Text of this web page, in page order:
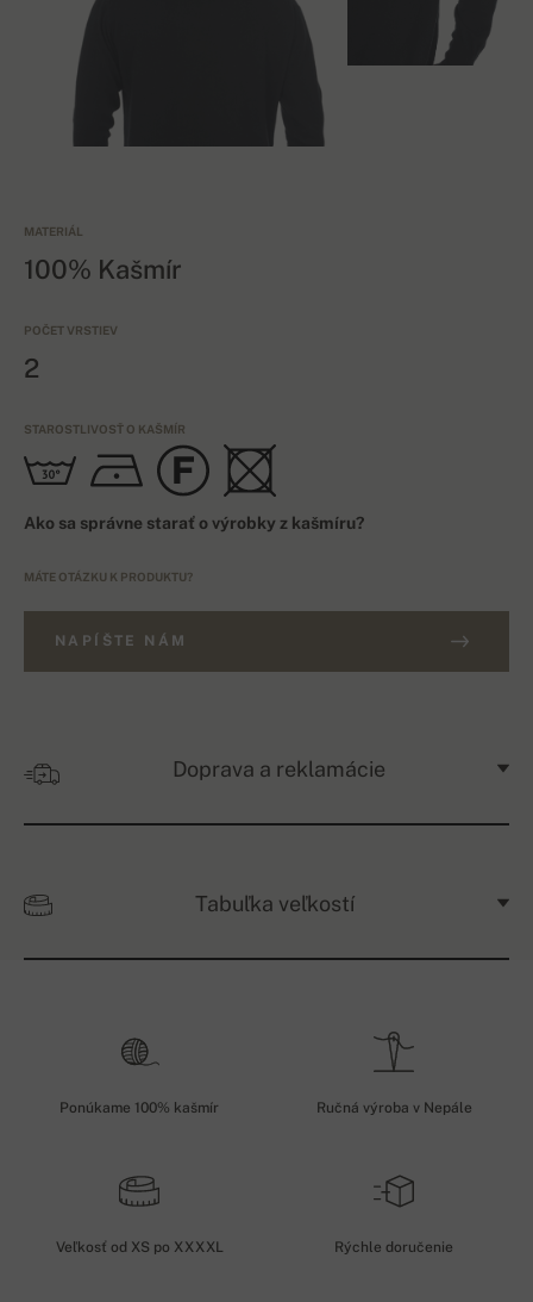
MATERIÁL
100% Kašmír
POČET VRSTIEV
2
STAROSTLIVOSŤ O KAŠMÍR
Ako sa správne starať o výrobky z kašmíru?
MÁTE OTÁZKU K PRODUKTU?
NAPÍŠTE NÁM
Doprava a reklamácie
Tabuľka veľkostí
Ponúkame 100% kašmír Ručná výroba v Nepále
Veľkosť od XS po XXXXL Rýchle doručenie